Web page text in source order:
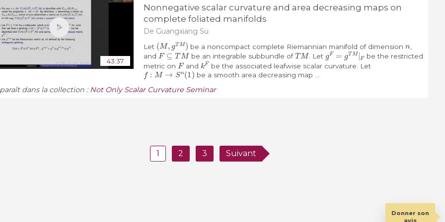
43:37
Nonnegative scalar curvature and area decreasing maps on
complete foliated manifolds
De Guangxiang Su
Let (M, TM be a noncompact complete Riemannian manifold of dimension
,
and F⊆TM be an integrable subbundle ofTM . Let gF= gTM|Fbe the restricted
metric on Fand kFbe the associated leafwise scalar curvature. Let
f:M→Sn ( 1) be a smooth area decreasing map ...
dans la collection : Not Only Scalar Curvature Seminar
1 2 3 Suivant
Donner son
avis